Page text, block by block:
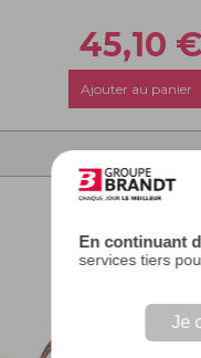
En continuant
services tiers
Je
45,10 €
Ajouter au panier